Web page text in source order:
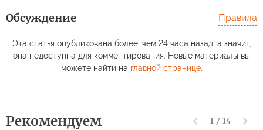
Обсуждение Правила
Эта статья опубликована более, чем 24 часа назад, а значит,
она недоступна для комментирования. Новые материалы вы
можете найти на главной странице.
Рекомендуем 1 / 14